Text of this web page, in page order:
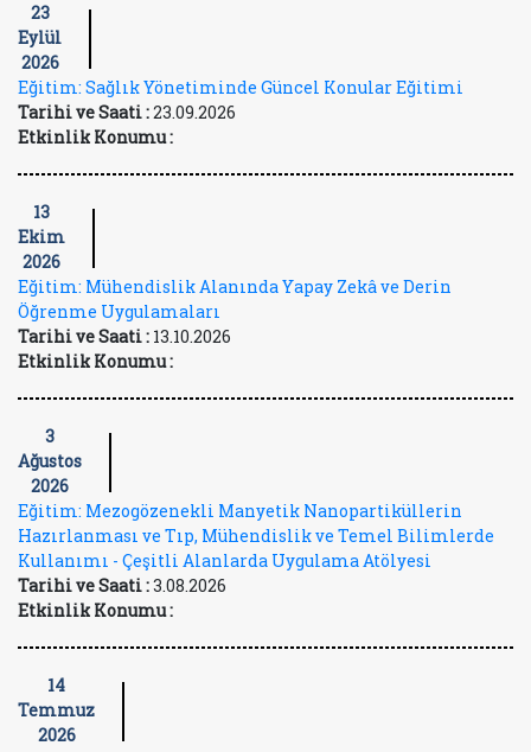
23
Eylül
2026
Eğitim: Sağlık Yönetiminde Güncel Konular Eğitimi
Tarihi ve Saati :23.09.2026
Etkinlik Konumu :
13
Ekim
2026
Eğitim: Mühendislik Alanında Yapay Zekâ ve Derin
Öğrenme Uygulamaları
Tarihi ve Saati : 13.10.2026
Etkinlik Konumu :
3
Ağustos
2026
Eğitim: Mezogözenekli Manyetik Nanopartiküllerin
Hazırlanması ve Tıp, Mühendislik ve Temel Bilimlerde
Kullanımı - Çeşitli Alanlarda Uygulama Atölyesi
Tarihi ve Saati :3.08.2026
Etkinlik Konumu :
14
Temmuz
2026